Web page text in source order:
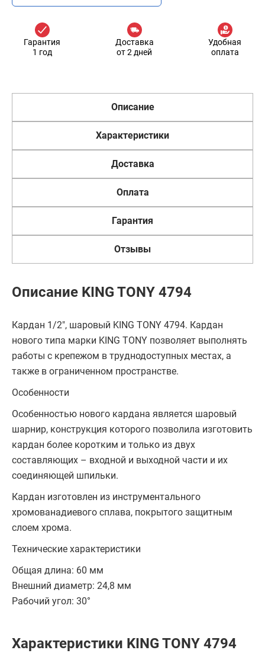
Гарантия
1 год
Доставка
от 2 дней
Удобная
оплата
Описание
Характеристики
Доставка
Оплата
Гарантия
Отзывы
Описание KING TONY 4794
Кардан 1/2", шаровый KING TONY 4794. Кардан
нового типа марки KING TONY позволяет выполнять
работы с крепежом в труднодоступных местах, а
также в ограниченном пространстве.
Особенности
Особенностью нового кардана является шаровый
шарнир, конструкция которого позволила изготовить
кардан более коротким и только из двух
составляющих – входной и выходной части и их
соединяющей шпильки.
Кардан изготовлен из инструментального
хромованадиевого сплава, покрытого защитным
слоем хрома.
Технические характеристики
Общая длина: 60 мм
Внешний диаметр: 24,8 мм
Рабочий угол: 30°
Характеристики KING TONY 4794